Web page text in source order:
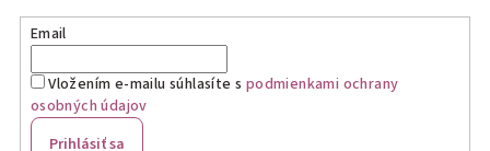
Email
Vložením e-mailu súhlasíte s podmienkami ochrany
osobných údajov
Prihlásiť sa